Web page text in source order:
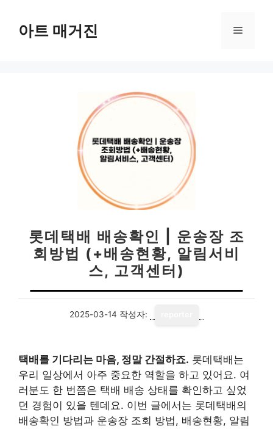
아트 매거진 메
롯데택배 배송확인 | 운송장 조
회방법 (+배송현황, 알림서비
스, 고객센터)
2025-03-14 작성자:
택배를 기다리는 마음, 정말 간절하죠. 롯데택배는
우리 일상에서 아주 중요한 역할을 하고 있어요. 여
러분도 한 번쯤은 택배 배송 상태를 확인하고 싶었
던 경험이 있을 텐데요. 이번 글에서는 롯데택배의
배송확인 방법과 운송장 조회 방법, 배송현황, 알림